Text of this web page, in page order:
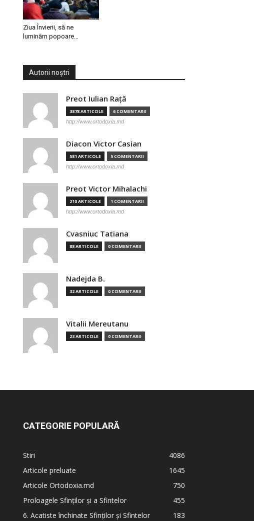
Ziua Învierii, să ne
luminăm popoare…
Autorii noștri
Preot Iulian Raţă
3878 ARTICOLE 6 COMENTARII
http://www.ortodoxia.md
Diacon Victor Casian
581 ARTICOLE 5 COMENTARII
http://www.ortodoxia.md
Preot Victor Mihalachi
210 ARTICOLE 1 COMENTARII
http://www.ortodoxia.md
Cvasniuc Tatiana
88 ARTICOLE 0 COMENTARII
Nadejda B.
32 ARTICOLE 0 COMENTARII
Vitalii Mereutanu
23 ARTICOLE 0 COMENTARII
CATEGORIE POPULARĂ
Stiri
4086
Articole preluate
1645
Articole Ortodoxia.md
750
Proloagele Sfinților și a Sfintelor
455
6. Acatiste închinate Sfinților și Sfintelor
183